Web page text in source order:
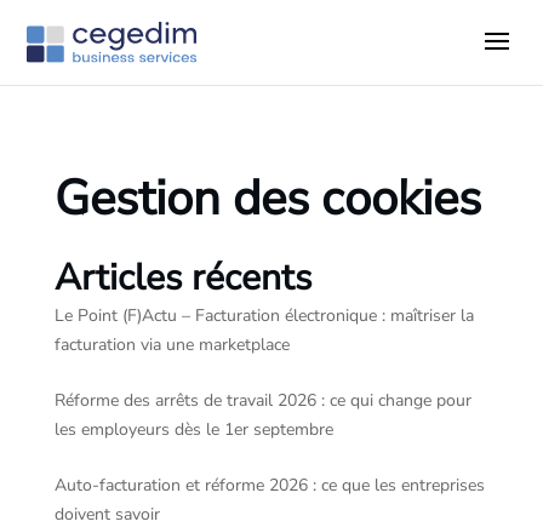
Gestion des cookies
Articles récents
Le Point (F)Actu – Facturation électronique : maîtriser la
facturation via une marketplace
Réforme des arrêts de travail 2026 : ce qui change pour
les employeurs dès le 1er septembre
Auto-facturation et réforme 2026 : ce que les entreprises
doivent savoir